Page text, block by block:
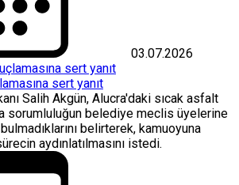
03.07.2026
sert yanıt
Salih Akgün, Alucra'daki sıcak asfalt
sorumluluğun belediye meclis üyelerine
belirterek, kamuoyuna
aydınlatılmasını istedi.